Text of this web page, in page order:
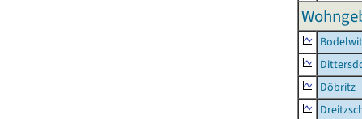
Döbritz